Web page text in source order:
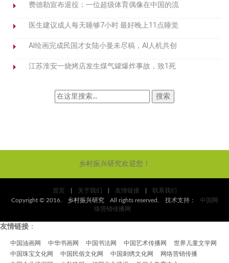
费德勒宣布退役：一位超级体育偶像在中国的流
医生建议成人每天睡够7小时 最好晚上11点睡觉
AI绘画完成民国才女陆小曼未尽稿，AI人机共创
江苏淮安一烧烤店发生煤气罐爆炸事故，致1死
乡村振兴研究欢迎您！
首页 关于我们 友情链接
联系我们
Copyright © 2016.
乡村振兴研究 All rights reserved. 技术支持：
中国网
络营销传播网
友情链接 ：
中国油画网 中华书画网 中国书法网 中国艺术传播网
世界儿童文学网
中国珠宝文化网
中国民俗文化网 中国刺绣文化网
网络营销传播